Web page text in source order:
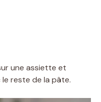
une assiette et
reste de la pâte.